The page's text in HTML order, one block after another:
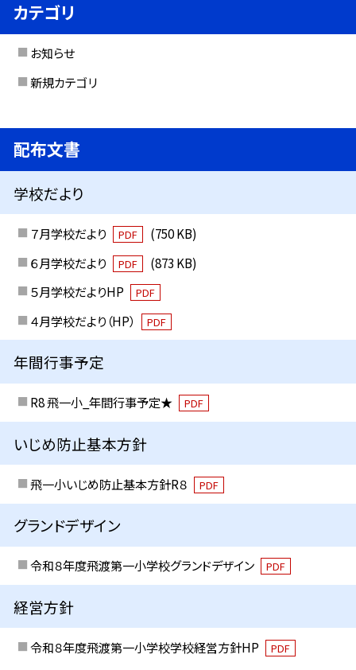
カテゴリ
お知らせ
新規カテゴリ
配布文書
学校だより
７月学校だより PDF
(750 KB)
６月学校だより
PDF
(873 KB)
５月学校だよりHP
PDF
４月学校だより（HP） PDF
年間行事予定
R8 飛一小_年間行事予定★ PDF
いじめ防止基本方針
飛一小いじめ防止基本方針R８ PDF
グランドデザイン
令和８年度飛渡第一小学校グランドデザイン PDF
経営方針
令和８年度飛渡第一小学校学校経営方針HP PDF